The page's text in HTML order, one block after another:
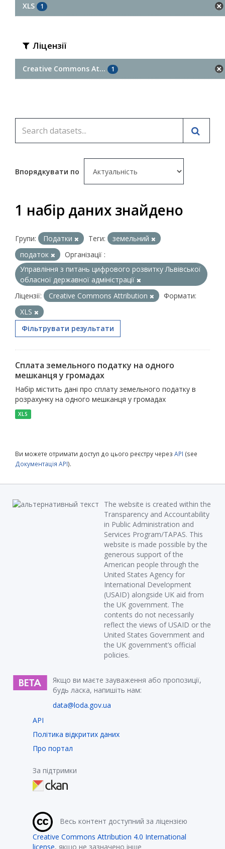
XLS 1
Ліцензії
Creative Commons At... 1
Впорядкувати по
1 набір даних знайдено
Групи: Податки Теги:
земельний
податок
Організації :
Управління з питань цифрового розвитку Львівської
обласної державної адміністрації
Ліцензії:
Creative Commons Attribution
Формати:
XLS
Фільтрувати результати
Сплата земельного податку на одного
мешканця у громадах
Набір містить дані про сплату земельного податку в
розрахунку на одного мешканця у громадах
XLS
Ви можете отримати доступ до цього реєстру через API (see
Документація API).
The website is created within the
Transparency and Accountability
in Public Administration and
Services Program/TAPAS. This
website is made possible by the
generous support of the
American people through the
United States Agency for
International Development
(USAID) alongside UK aid from
the UK government. The
contents do not necessarily
reflect the views of USAID or the
United States Government and
the UK government’s official
policies.
Якщо ви маєте зауваження або пропозиції,
будь ласка, напишіть нам:
data@loda.gov.ua
API
Політика відкритих даних
Про портал
За підтримки
Весь контент доступний за ліцензією
Creative Commons Attribution 4.0 International
license, якщо не зазначено інше